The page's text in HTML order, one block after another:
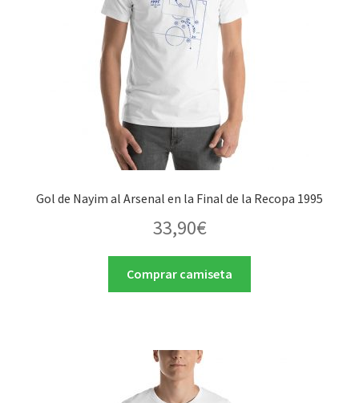
Gol de Nayim al Arsenal en la Final de la Recopa 1995
33,90€
Comprar camiseta